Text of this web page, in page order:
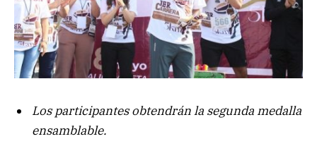
Los participantes obtendrán la segunda medalla
ensamblable.